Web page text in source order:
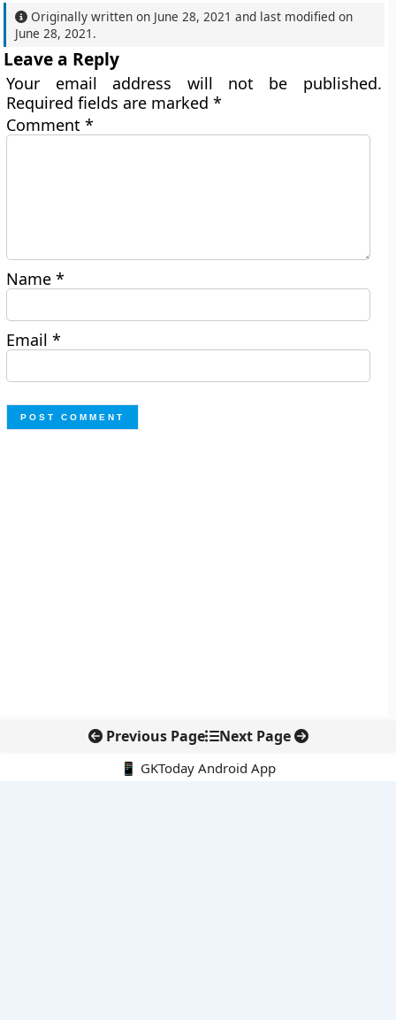
Originally written on June 28, 2021 and last modified on
June 28, 2021 .
Leave a Reply
Your email address will not be published.
Required fields are marked*
Comment*
Name*
Email*
Previous Page Next Page
📱 GKToday Android App